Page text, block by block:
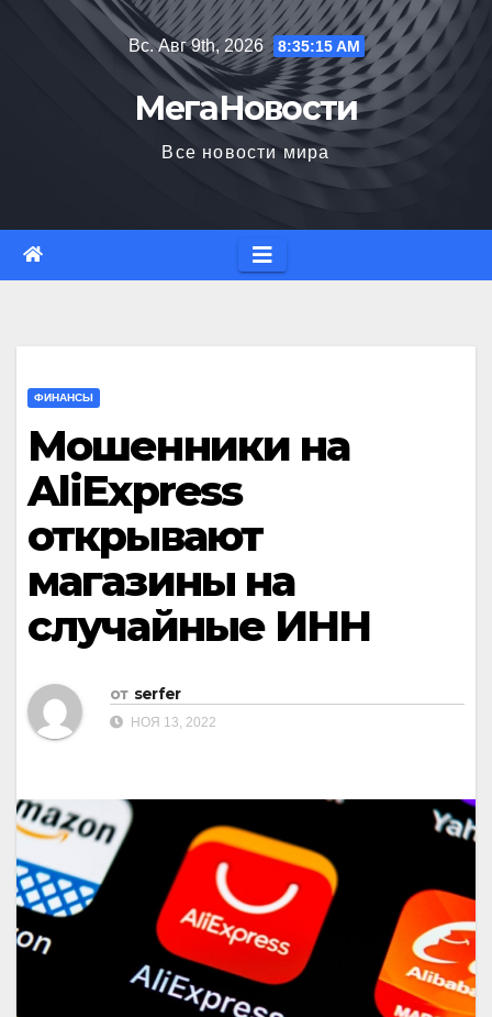
Вс. Авг 9th, 2026 8:35:16 AM
МегаНовости
Все новости мира
ФИНАНСЫ
Мошенники на
AliExpress
открывают
магазины на
случайные ИНН
от serfer
НОЯ 13, 2022